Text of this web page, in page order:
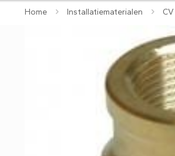
Home Installatiematerialen CV